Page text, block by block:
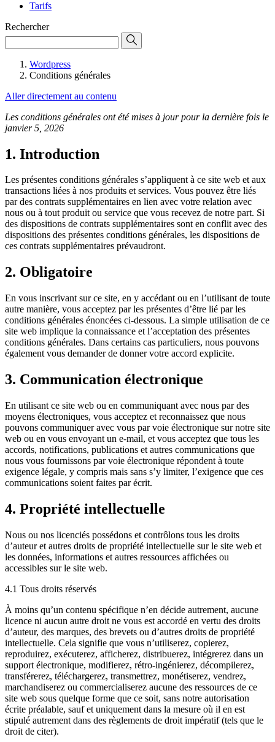
Tarifs
Rechercher
Wordpress
Conditions générales
Aller directement au contenu
Les conditions générales ont été mises à jour pour la dernière fois le
janvier 5, 2026
1. Introduction
Les présentes conditions générales s’appliquent à ce site web et aux
transactions liées à nos produits et services. Vous pouvez être liés
par des contrats supplémentaires en lien avec votre relation avec
nous ou à tout produit ou service que vous recevez de notre part. Si
des dispositions de contrats supplémentaires sont en conflit avec des
dispositions des présentes conditions générales, les dispositions de
ces contrats supplémentaires prévaudront.
2. Obligatoire
En vous inscrivant sur ce site, en y accédant ou en l’utilisant de toute
autre manière, vous acceptez par les présentes d’être lié par les
conditions générales énoncées ci-dessous. La simple utilisation de ce
site web implique la connaissance et l’acceptation des présentes
conditions générales. Dans certains cas particuliers, nous pouvons
également vous demander de donner votre accord explicite.
3. Communication électronique
En utilisant ce site web ou en communiquant avec nous par des
moyens électroniques, vous acceptez et reconnaissez que nous
pouvons communiquer avec vous par voie électronique sur notre site
web ou en vous envoyant un e-mail, et vous acceptez que tous les
accords, notifications, publications et autres communications que
nous vous fournissons par voie électronique répondent à toute
exigence légale, y compris mais sans s’y limiter, l’exigence que ces
communications soient faites par écrit.
4. Propriété intellectuelle
Nous ou nos licenciés possédons et contrôlons tous les droits
d’auteur et autres droits de propriété intellectuelle sur le site web et
les données, informations et autres ressources affichées ou
accessibles sur le site web.
4.1 Tous droits réservés
À moins qu’un contenu spécifique n’en décide autrement, aucune
licence ni aucun autre droit ne vous est accordé en vertu des droits
d’auteur, des marques, des brevets ou d’autres droits de propriété
intellectuelle. Cela signifie que vous n’utiliserez, copierez,
reproduirez, exécuterez, afficherez, distribuerez, intégrerez dans un
support électronique, modifierez, rétro-ingénierez, décompilerez,
transférerez, téléchargerez, transmettrez, monétiserez, vendrez,
marchandiserez ou commercialiserez aucune des ressources de ce
site web sous quelque forme que ce soit, sans notre autorisation
écrite préalable, sauf et uniquement dans la mesure où il en est
stipulé autrement dans des règlements de droit impératif (tels que le
droit de citer).